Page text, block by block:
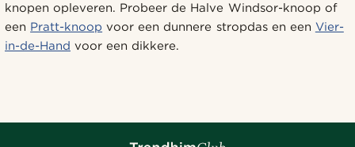
knopen opleveren. Probeer de Halve Windsor-knoop of
een Pratt-knoop voor een dunnere stropdas en een Vier-
in-de-Hand voor een dikkere.